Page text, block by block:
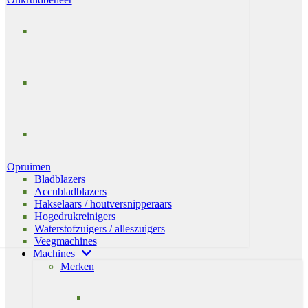
Opruimen
Bladblazers
Accubladblazers
Hakselaars / houtversnipperaars
Hogedrukreinigers
Waterstofzuigers / alleszuigers
Veegmachines
Machines
Merken